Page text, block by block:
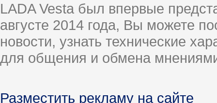
LADA Vesta был впервые
августе 2014 года, Вы можете
новости, узнать технические
для общения и обмена
Разместить рекламу на сайте